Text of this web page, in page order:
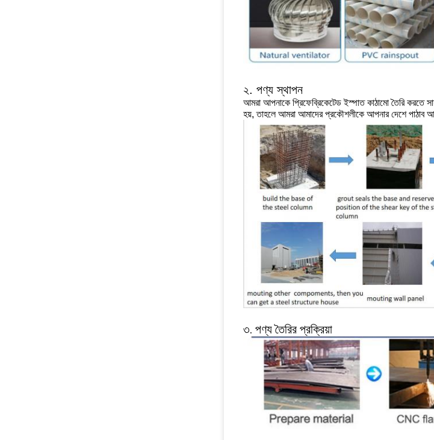
২. পণ্য স্থাপন
আমরা আপনাকে প্রিফেব্রিকেটেড ইস্পাত কাঠামো তৈরি করতে
হয়, তাহলে আমরা আমাদের প্রকৌশলীকে আপনার দেশে পাঠাব
৩. পণ্য তৈরির প্রক্রিয়া